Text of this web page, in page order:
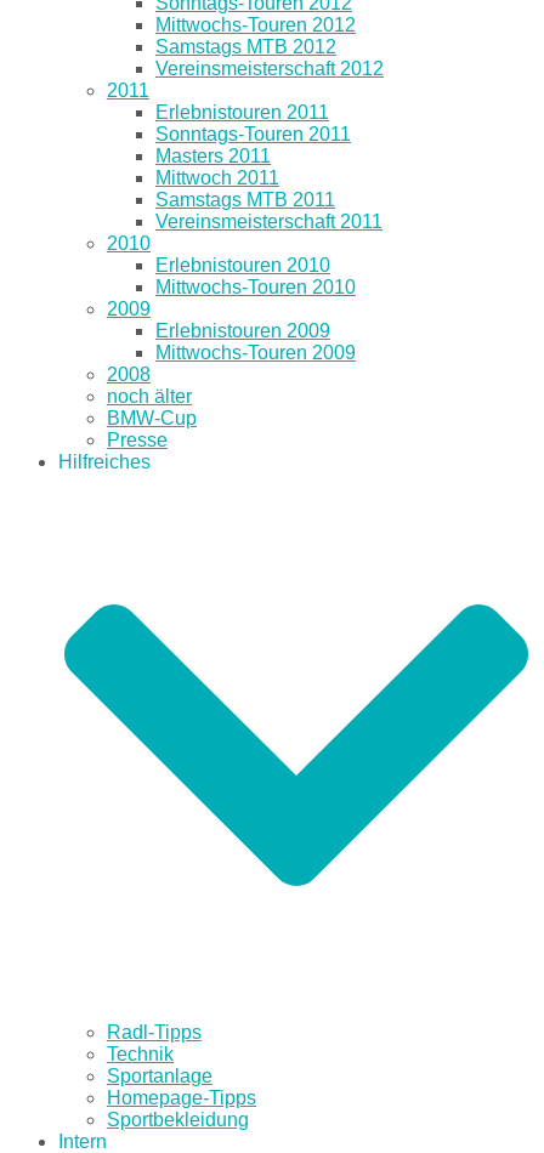
Mittwochs-Touren 2012
Samstags MTB 2012
Vereinsmeisterschaft 2012
2011
Erlebnistouren 2011
Sonntags-Touren 2011
Masters 2011
Mittwoch 2011
Samstags MTB 2011
Vereinsmeisterschaft 2011
2010
Erlebnistouren 2010
Mittwochs-Touren 2010
2009
Erlebnistouren 2009
Mittwochs-Touren 2009
2008
noch älter
BMW-Cup
Presse
Hilfreiches
Radl-Tipps
Technik
Sportanlage
Homepage-Tipps
Sportbekleidung
Intern